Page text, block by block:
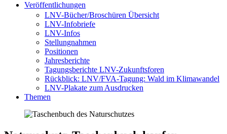
Veröffentlichungen
LNV-Bücher/Broschüren Übersicht
LNV-Infobriefe
LNV-Infos
Stellungnahmen
Positionen
Jahresberichte
Tagungsberichte LNV-Zukunftsforen
Rückblick: LNV/FVA-Tagung: Wald im Klimawandel
LNV-Plakate zum Ausdrucken
Themen